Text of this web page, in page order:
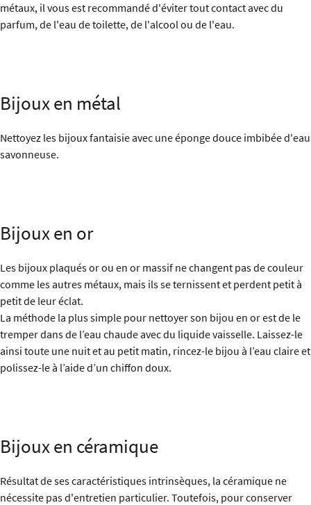
métaux, il vous est recommandé d'éviter tout contact avec du
parfum, de l'eau de toilette, de l'alcool ou de l'eau.
Bijoux en métal
Nettoyez les bijoux fantaisie avec une éponge douce imbibée d'eau
savonneuse.
Bijoux en or
Les bijoux plaqués or ou en or massif ne changent pas de couleur
comme les autres métaux, mais ils se ternissent et perdent petit à
petit de leur éclat.
La méthode la plus simple pour nettoyer son bijou en or est de le
tremper dans de l’eau chaude avec du liquide vaisselle. Laissez-le
ainsi toute une nuit et au petit matin, rincez-le bijou à l’eau claire et
polissez-le à l’aide d’un chiffon doux.
Bijoux en céramique
Résultat de ses caractéristiques intrinsèques, la céramique ne
nécessite pas d'entretien particulier. Toutefois, pour conserver